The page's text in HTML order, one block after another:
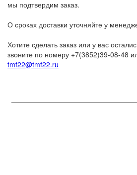
мы подтвердим заказ.
О сроках доставки уточняйте у
Хотите сделать заказ или у вас
звоните по номеру +7(3852)39-08-48
tmf22@tmf22.ru